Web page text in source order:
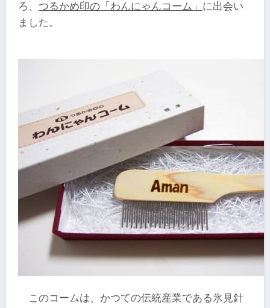
ろ、 つるかめ印の「わんにゃんコーム」 に出会い
ました。
このコームは、かつての伝統産業である氷見針